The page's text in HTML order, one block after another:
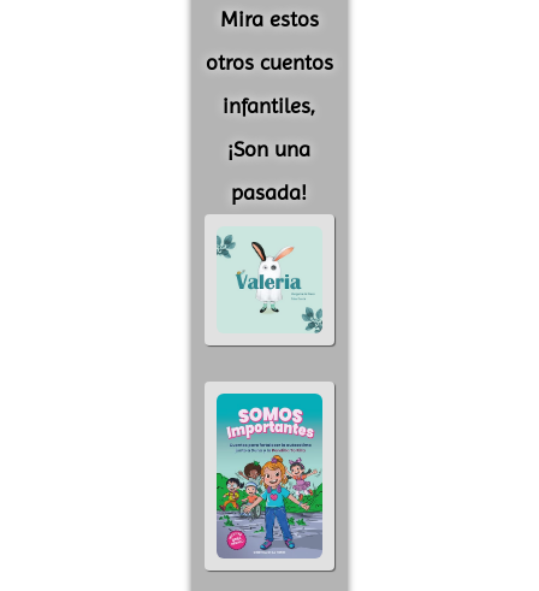
Mira estos
otros cuentos
infantiles,
¡Son una
pasada!